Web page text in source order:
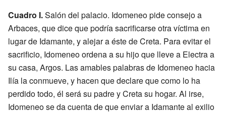
Cuadro I.Salón del palacio. Idomeneo pide consejo a
Arbaces, que dice que podría sacrificarse otra víctima en
lugar de Idamante, y alejar a éste de Creta. Para evitar el
sacrificio, Idomeneo ordena a su hijo que lleve a Electra a
su casa, Argos. Las amables palabras de Idomeneo hacia
Ilía la conmueve, y hacen que declare que como lo ha
perdido todo, él será su padre y Creta su hogar. Al irse,
Idomeneo se da cuenta de que enviar a Idamante al exilio